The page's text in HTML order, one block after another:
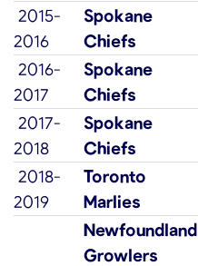
2015-
2016
Spokane
Chiefs
2016-
2017
Spokane
Chiefs
2017-
2018
Spokane
Chiefs
2018-
2019
Toronto
Marlies
Newfoundland
Growlers